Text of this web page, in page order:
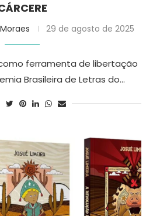
29 de agosto de 2025
ferramenta de libertação
Brasileira de Letras do…